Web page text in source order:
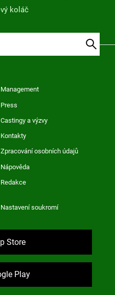
koláč
Management
Press
Castingy a výzvy
Kontakty
Zpracování osobních údajů
Nápověda
Redakce
Nastavení soukromí
Store
Play